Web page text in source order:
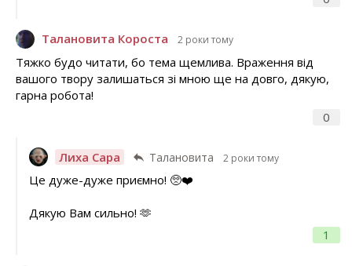
Талановита Короста 2 роки тому
0
Тяжко будо читати, бо тема щемлива. Враження від
вашого твору залишаться зі мною ще на довго, дякую,
гарна робота!
Лиха Сара Талановита 2 роки тому
1
Це дуже-дуже приємно! 🥺❤️
Дякую Вам сильно! 🫶